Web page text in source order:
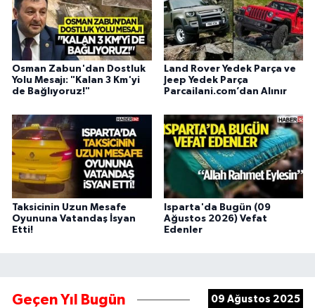
Osman Zabun'dan Dostluk
Yolu Mesajı: "Kalan 3 Km'yi
de Bağlıyoruz!"
Land Rover Yedek Parça ve
Jeep Yedek Parça
Parcailani.com’dan Alınır
Taksicinin Uzun Mesafe
Oyununa Vatandaş İsyan
Etti!
Isparta'da Bugün (09
Ağustos 2026) Vefat
Edenler
Geçen Yıl Bugün 09 Ağustos 2025